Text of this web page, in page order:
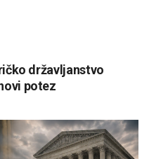
državljanstvo
potez